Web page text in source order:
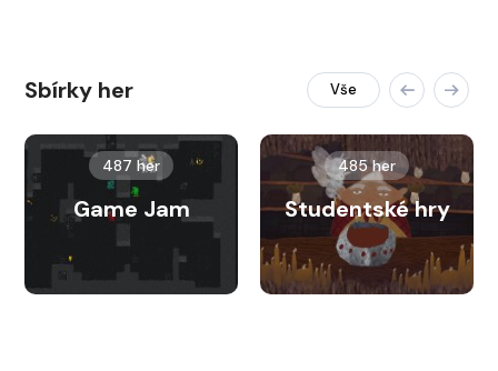
Sbírky her Vše
487 her
Game Jam
485 her
Studentské hry